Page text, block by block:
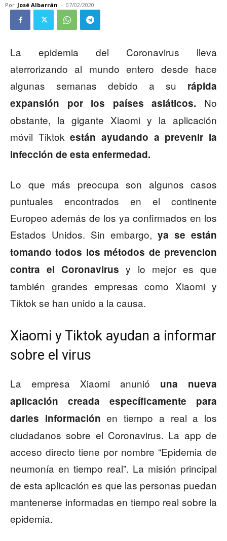
Por José Albarrán - 07/02/2020
La epidemia del Coronavirus lleva
aterrorizando al mundo entero desde hace
algunas semanas debido a su rápida
expansión por los países asiáticos. No
obstante, la gigante Xiaomi y la aplicación
móvil Tiktokestán ayudando a prevenir la
infección de esta enfermedad.
Lo que más preocupa son algunos casos
puntuales encontrados en el continente
Europeo además de los ya confirmados en los
Estados Unidos. Sin embargo, ya se están
tomando todos los métodos de prevencion
contra el Coronavirus y lo mejor es que
también grandes empresas como Xiaomi y
Tiktok se han unido a la causa.
Xiaomi y Tiktok ayudan a informar
sobre el virus
La empresa Xiaomi anunió una nueva
aplicación
creada específicamente para
darles información en tiempo a real a los
ciudadanos sobre el Coronavirus. La app de
acceso directo tiene por nombre “Epidemia de
neumonía en tiempo real”. La misión principal
de esta aplicación es que las personas puedan
mantenerse informadas en tiempo real sobre la
epidemia.